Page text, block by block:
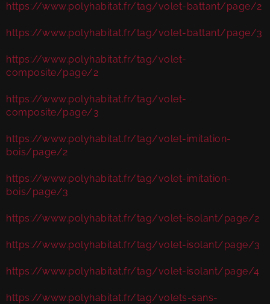
https://www.polyhabitat.fr/tag/volet-battant/page/2
https://www.polyhabitat.fr/tag/volet-battant/page/3
https://www.polyhabitat.fr/tag/volet-
composite/page/2
https://www.polyhabitat.fr/tag/volet-
composite/page/3
https://www.polyhabitat.fr/tag/volet-imitation-
bois/page/2
https://www.polyhabitat.fr/tag/volet-imitation-
bois/page/3
https://www.polyhabitat.fr/tag/volet-isolant/page/2
https://www.polyhabitat.fr/tag/volet-isolant/page/3
https://www.polyhabitat.fr/tag/volet-isolant/page/4
https://www.polyhabitat.fr/tag/volets-sans-